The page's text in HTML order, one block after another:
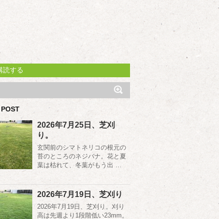
する
2026年7月25日、芝刈
り。
玄関前のシマトネリコの根元の
苔のところのネジバナ。花と夏
葉は枯れて、冬葉がもう出 …
2026年7月19日、芝刈り
2026年7月19日、芝刈り。刈り
高は先週より1段階低い23mm。